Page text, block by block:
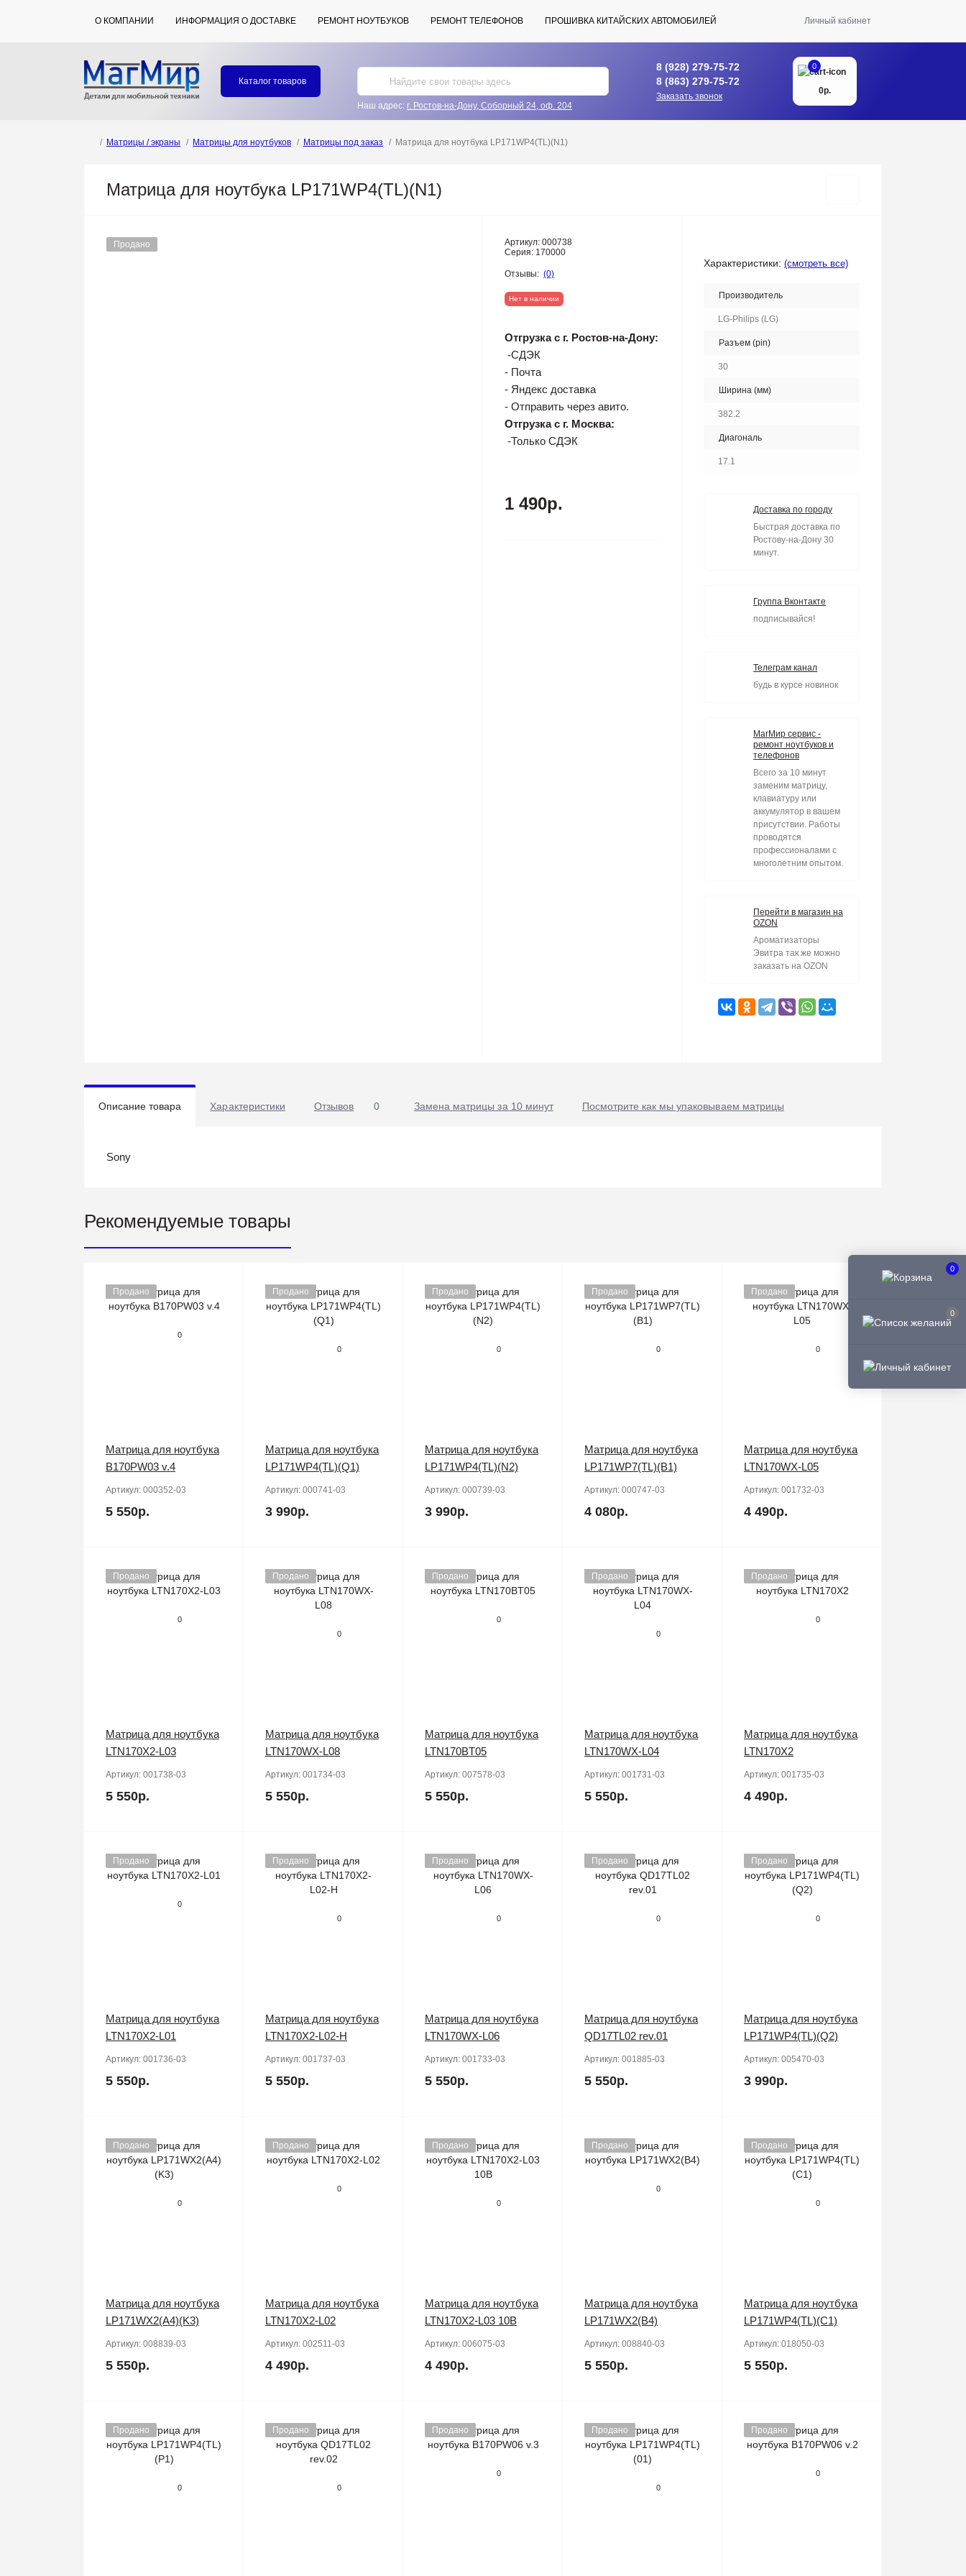
0
0
О КОМПАНИИ ИНФОРМАЦИЯ О ДОСТАВКЕ РЕМОНТ НОУТБУКОВ РЕМОНТ ТЕЛЕФОНОВ ПРОШИВКА КИТАЙСКИХ АВТОМОБИЛЕЙ Личный кабинет
Каталог товаров
Наш адрес: г. Ростов-на-Дону, Соборный 24, оф. 204
8 (928) 279-75-72
8 (863) 279-75-72
Заказать звонок
0
0р.
Матрицы / экраны Матрицы для ноутбуков Матрицы под заказ Матрица для ноутбука LP171WP4(TL)(N1)
Матрица для ноутбука LP171WP4(TL)(N1)
Продано Артикул: 000738
Серия: 170000
Отзывы: (0)
Нет в наличии
Отгрузка с г. Ростов-на-Дону:
-СДЭК
- Почта
- Яндекс доставка
- Отправить через авито.
Отгрузка с г. Москва:
-Только СДЭК
1 490р.
Характеристики: (смотреть все)
Производитель
LG-Philips (LG)
Разъем (pin)
30
Ширина (мм)
382.2
Диагональ
17.1
Доставка по городу
Быстрая доставка по
Ростову-на-Дону 30
минут.
Группа Вконтакте
подписывайся!
Телеграм канал
будь в курсе новинок
МагМир сервис -
ремонт ноутбуков и
телефонов
Всего за 10 минут
заменим матрицу,
клавиатуру или
аккумулятор в вашем
присутствии. Работы
проводятся
профессионалами с
многолетним опытом.
Перейти в магазин на
OZON
Ароматизаторы
Эвитра так же можно
заказать на OZON
Описание товара Характеристики Отзывов 0 Замена матрицы за 10 минут Посмотрите как мы упаковываем матрицы
Sony
Рекомендуемые товары
Продано
0
Матрица для ноутбука
B170PW03 v.4
Артикул: 000352-03
5 550р.
Продано
0
Матрица для ноутбука
LP171WP4(TL)(Q1)
Артикул: 000741-03
3 990р.
Продано
0
Матрица для ноутбука
LP171WP4(TL)(N2)
Артикул: 000739-03
3 990р.
Продано
0
Матрица для ноутбука
LP171WP7(TL)(B1)
Артикул: 000747-03
4 080р.
Продано
0
Матрица для ноутбука
LTN170WX-L05
Артикул: 001732-03
4 490р.
Продано
0
Матрица для ноутбука
LTN170X2-L03
Артикул: 001738-03
5 550р.
Продано
0
Матрица для ноутбука
LTN170WX-L08
Артикул: 001734-03
5 550р.
Продано
0
Матрица для ноутбука
LTN170BT05
Артикул: 007578-03
5 550р.
Продано
0
Матрица для ноутбука
LTN170WX-L04
Артикул: 001731-03
5 550р.
Продано
0
Матрица для ноутбука
LTN170X2
Артикул: 001735-03
4 490р.
Продано
0
Матрица для ноутбука
LTN170X2-L01
Артикул: 001736-03
5 550р.
Продано
0
Матрица для ноутбука
LTN170X2-L02-H
Артикул: 001737-03
5 550р.
Продано
0
Матрица для ноутбука
LTN170WX-L06
Артикул: 001733-03
5 550р.
Продано
0
Матрица для ноутбука
QD17TL02 rev.01
Артикул: 001885-03
5 550р.
Продано
0
Матрица для ноутбука
LP171WP4(TL)(Q2)
Артикул: 005470-03
3 990р.
Продано
0
Матрица для ноутбука
LP171WX2(A4)(K3)
Артикул: 008839-03
5 550р.
Продано
0
Матрица для ноутбука
LTN170X2-L02
Артикул: 002511-03
4 490р.
Продано
0
Матрица для ноутбука
LTN170X2-L03 10B
Артикул: 006075-03
4 490р.
Продано
0
Матрица для ноутбука
LP171WX2(B4)
Артикул: 008840-03
5 550р.
Продано
0
Матрица для ноутбука
LP171WP4(TL)(C1)
Артикул: 018050-03
5 550р.
Продано
0
Продано
0
Продано
0
Продано
0
Продано
0